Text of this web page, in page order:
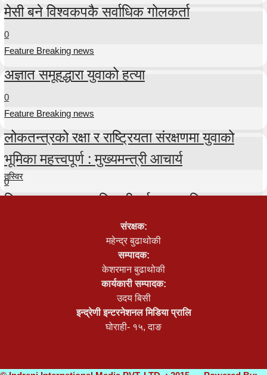
मेसी बने विश्वकपकै सर्वाधिक गोलकर्ता
0
Feature Breaking news
अज्ञात समूहद्धारा युवाको हत्या
0
Feature Breaking news
लोकतन्त्रको रक्षा र राष्ट्रियता संरक्षणमा युवाको
भूमिका महत्त्वपूर्ण : मुख्यमन्त्री आचार्य
0
तस्विर
टिकटकर तुलसा अधिकारी पुर्पक्षका लागि थुनामा
प्रतिनिधिसभा बैठक २५ गते सम्मका लागि स्थगित
संरक्षक:
महेन्द्र बुढाथोकी
सम्पादक:
केशरमान बुढाथोकी
कार्यकारी सम्पादक:
उदय बिसी
इन्द्रेणी इन्टरनेशनल मिडिया प्रालि
घोराही- १५, दाङ